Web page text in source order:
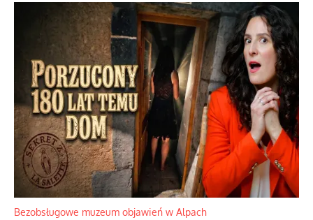
Bezobsługowe muzeum objawień w Alpach